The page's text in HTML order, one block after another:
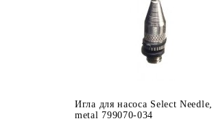
Игла для насоса Select Needle,
metal 799070-034